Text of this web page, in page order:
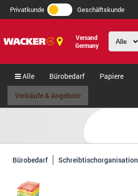
Privatkunde Geschäftskunde
Versand
Germany
Alle Bürobedarf Papiere
Verkäufe & Angebote
Bürobedarf Schreibtischorganisation